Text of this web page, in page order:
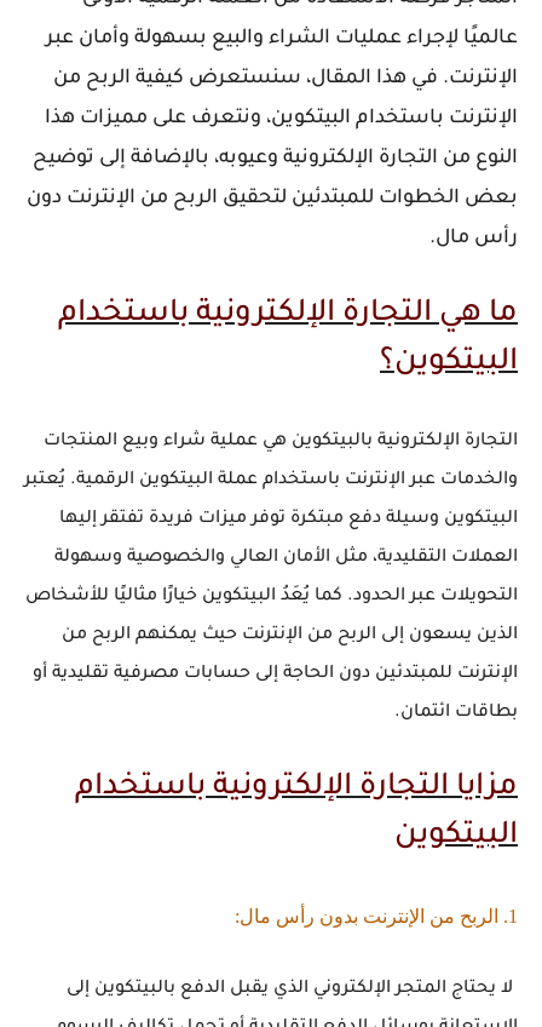
عالميًا لإجراء عمليات الشراء والبيع بسهولة وأمان عبر
الإنترنت. في هذا المقال، سنستعرض كيفية الربح من
الإنترنت باستخدام البيتكوين، ونتعرف على مميزات هذا
النوع من التجارة الإلكترونية وعيوبه، بالإضافة إلى توضيح
بعض الخطوات للمبتدئين لتحقيق الربح من الإنترنت دون
رأس مال.
ما هي التجارة الإلكترونية باستخدام
البيتكوين؟
التجارة الإلكترونية بالبيتكوين هي عملية شراء وبيع المنتجات
والخدمات عبر الإنترنت باستخدام عملة البيتكوين الرقمية. يُعتبر
البيتكوين وسيلة دفع مبتكرة توفر ميزات فريدة تفتقر إليها
العملات التقليدية، مثل الأمان العالي والخصوصية وسهولة
التحويلات عبر الحدود. كما يُعَدُ البيتكوين خيارًا مثاليًا للأشخاص
الذين يسعون إلى الربح من الإنترنت حيث يمكنهم الربح من
الإنترنت للمبتدئين دون الحاجة إلى حسابات مصرفية تقليدية أو
بطاقات ائتمان.
مزايا التجارة الإلكترونية باستخدام
البيتكوين
1. الربح من الإنترنت بدون رأس مال:
لا يحتاج المتجر الإلكتروني الذي يقبل الدفع بالبيتكوين إلى